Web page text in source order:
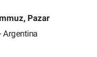
Pazar
Argentina